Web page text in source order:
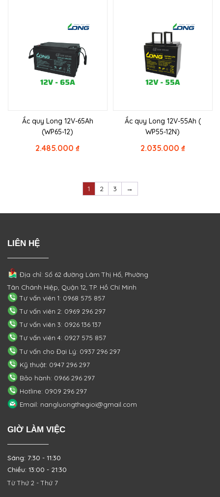
Ắc quy Long 12V-65Ah
(WP65-12)
2.485.000 ₫
Ắc quy Long 12V-55Ah (
WP55-12N)
2.035.000 ₫
1 2 3 →
LIÊN HỆ
Địa chỉ: Số 62 đường Lâm Thị Hố, Phường
Tân Chánh Hiệp, Quận 12, TP. Hồ Chí Minh
Tư vấn viên 1: 0968 575 857
Tư vấn viên 2: 0969 296 297
Tư vấn viên 3: 0926 136 137
Tư vấn viên 4: 0927 575 857
Tư vấn cho Đại Lý: 0937 296 297
Kỹ thuật: 0947 296 297
Bảo hành: 0966 296 297
Hotline: 0909 296 297
Email: nangluongthegioi@gmail.com
GIỜ LÀM VIỆC
Sáng: 7:30 - 11:30
Chiều: 13:00 - 21:30
Từ Thứ 2 - Thứ 7